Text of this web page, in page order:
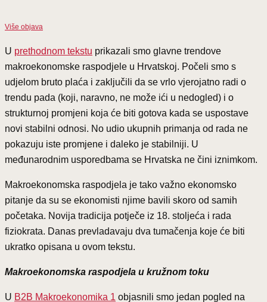
Više objava
U prethodnom tekstu prikazali smo glavne trendove
makroekonomske raspodjele u Hrvatskoj. Počeli smo s
udjelom bruto plaća i zaključili da se vrlo vjerojatno radi o
trendu pada (koji, naravno, ne može ići u nedogled) i o
strukturnoj promjeni koja će biti gotova kada se uspostave
novi stabilni odnosi. No udio ukupnih primanja od rada ne
pokazuju iste promjene i daleko je stabilniji. U
međunarodnim usporedbama se Hrvatska ne čini iznimkom.
Makroekonomska raspodjela je tako važno ekonomsko
pitanje da su se ekonomisti njime bavili skoro od samih
početaka. Novija tradicija potječe iz 18. stoljeća i rada
fiziokrata. Danas prevladavaju dva tumačenja koje će biti
ukratko opisana u ovom tekstu.
Makroekonomska raspodjela u kružnom toku
U B2B Makroekonomika 1 objasnili smo jedan pogled na